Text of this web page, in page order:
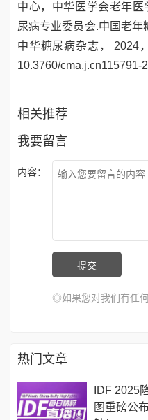
中心，中华医学会老年
尿病专业委员会.中国老年
中华糖尿病杂志， 2024
10.3760/cma.j.cn115791-
相关推荐
我要留言
内容：
◎如果您对我们有任
热门文章
IDF 2025
图重磅公